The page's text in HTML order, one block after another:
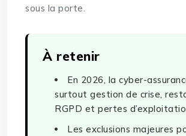
sous la porte.
À retenir
En 2026, la cyber-
surtout gestion de crise,
RGPD et pertes
Les exclusions majeures